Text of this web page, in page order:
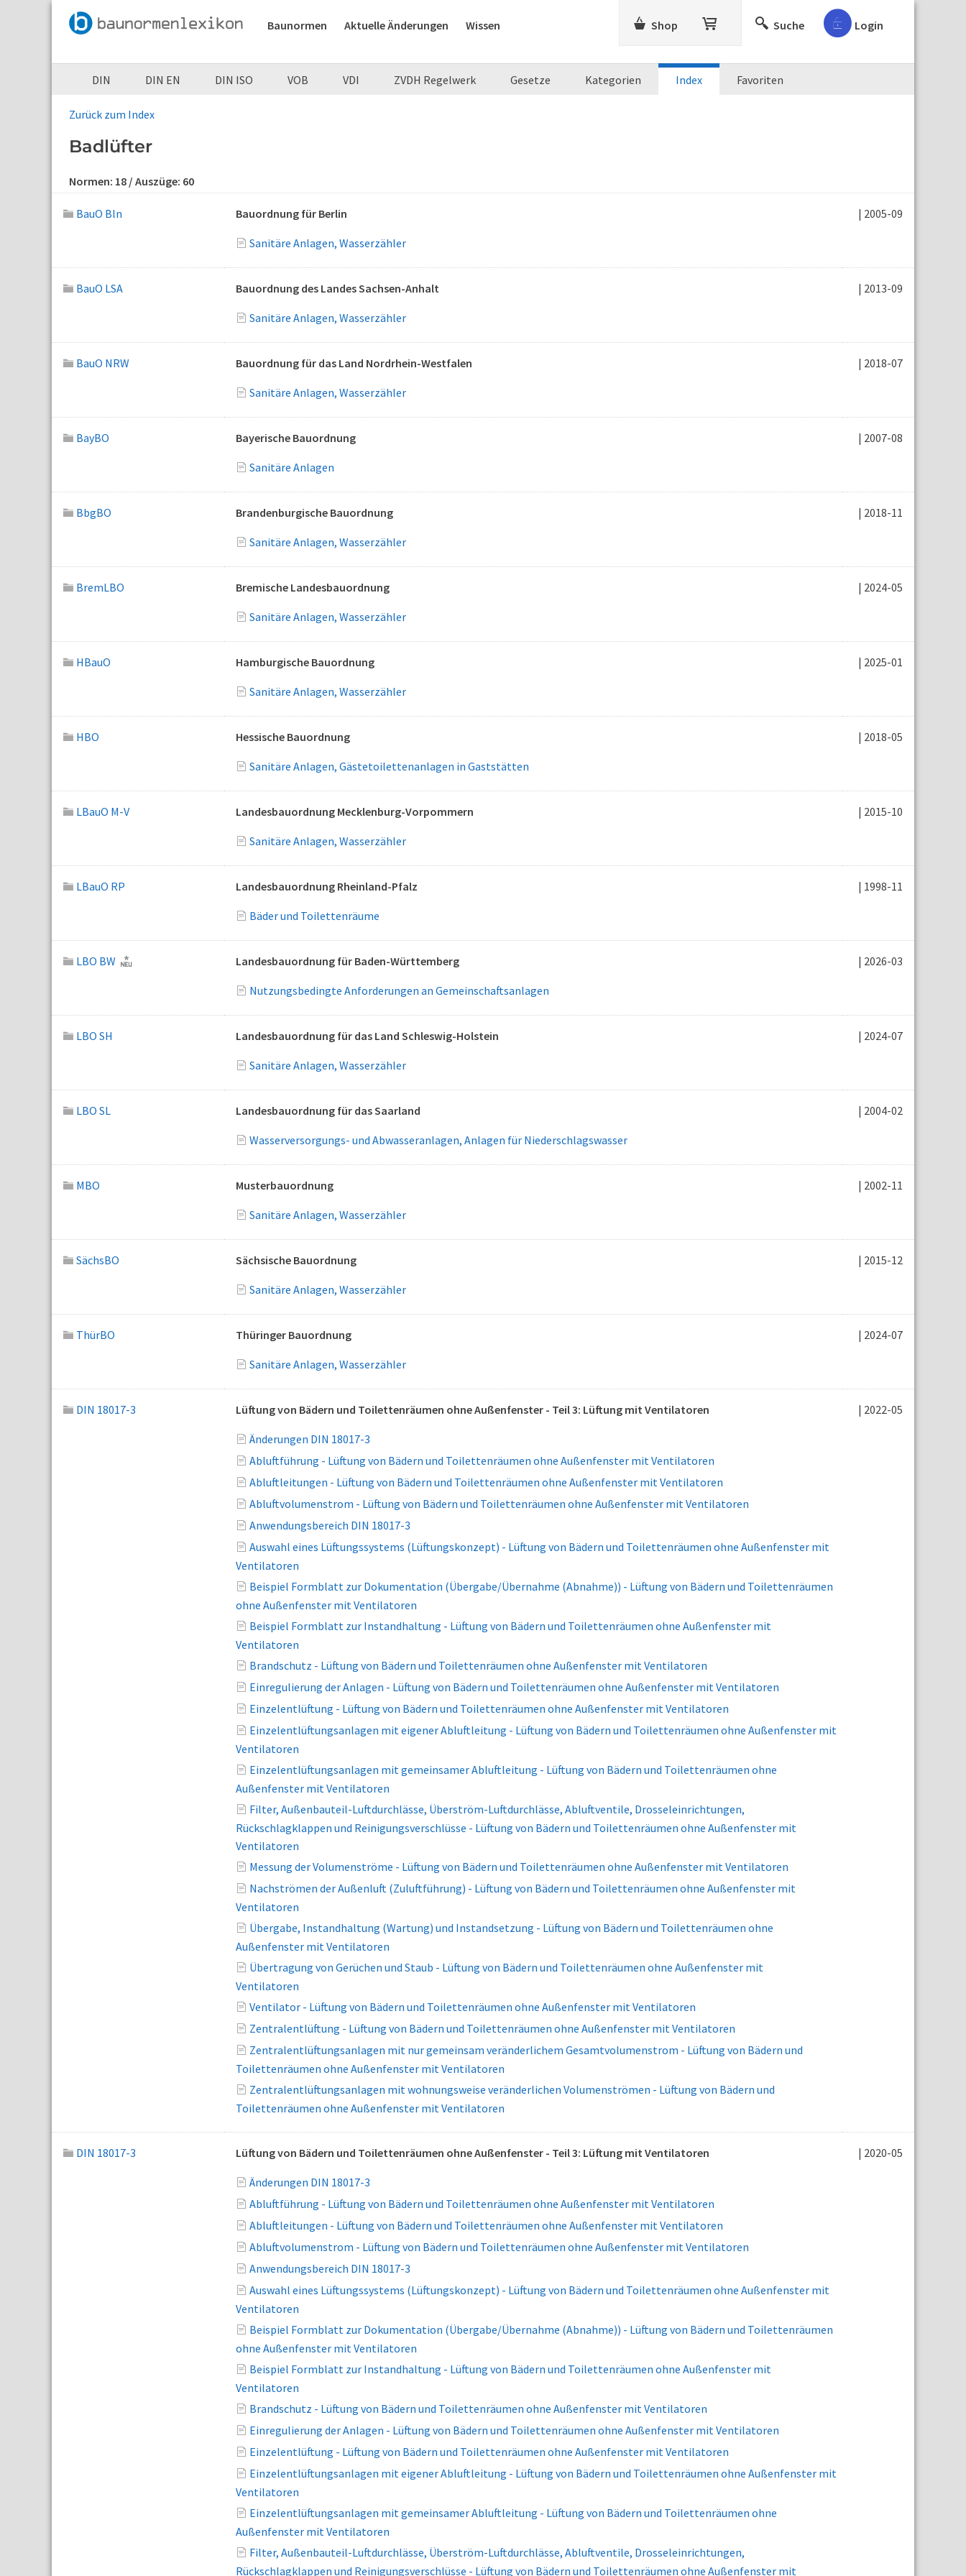
Baunormen Aktuelle Änderungen Wissen Shop Suche Login
DIN DIN EN DIN ISO VOB VDI ZVDH Regelwerk Gesetze Kategorien Index Favoriten
Zurück zum Index
Badlüfter
Normen: 18 / Auszüge: 60
BauO Bln Bauordnung für Berlin | 2005-09
Sanitäre Anlagen, Wasserzähler
BauO LSA Bauordnung des Landes Sachsen-Anhalt | 2013-09
Sanitäre Anlagen, Wasserzähler
BauO NRW Bauordnung für das Land Nordrhein-Westfalen | 2018-07
Sanitäre Anlagen, Wasserzähler
BayBO Bayerische Bauordnung | 2007-08
Sanitäre Anlagen
BbgBO Brandenburgische Bauordnung | 2018-11
Sanitäre Anlagen, Wasserzähler
BremLBO Bremische Landesbauordnung | 2024-05
Sanitäre Anlagen, Wasserzähler
HBauO Hamburgische Bauordnung | 2025-01
Sanitäre Anlagen, Wasserzähler
HBO Hessische Bauordnung | 2018-05
Sanitäre Anlagen, Gästetoilettenanlagen in Gaststätten
LBauO M-V Landesbauordnung Mecklenburg-Vorpommern | 2015-10
Sanitäre Anlagen, Wasserzähler
LBauO RP Landesbauordnung Rheinland-Pfalz | 1998-11
Bäder und Toilettenräume
LBO BW Landesbauordnung für Baden-Württemberg | 2026-03
Nutzungsbedingte Anforderungen an Gemeinschaftsanlagen
LBO SH Landesbauordnung für das Land Schleswig-Holstein | 2024-07
Sanitäre Anlagen, Wasserzähler
LBO SL Landesbauordnung für das Saarland | 2004-02
Wasserversorgungs- und Abwasseranlagen, Anlagen für Niederschlagswasser
MBO Musterbauordnung | 2002-11
Sanitäre Anlagen, Wasserzähler
SächsBO Sächsische Bauordnung | 2015-12
Sanitäre Anlagen, Wasserzähler
ThürBO Thüringer Bauordnung | 2024-07
Sanitäre Anlagen, Wasserzähler
DIN 18017-3 Lüftung von Bädern und Toilettenräumen ohne Außenfenster - Teil 3: Lüftung mit Ventilatoren | 2022-05
Änderungen DIN 18017-3
Abluftführung - Lüftung von Bädern und Toilettenräumen ohne Außenfenster mit Ventilatoren
Abluftleitungen - Lüftung von Bädern und Toilettenräumen ohne Außenfenster mit Ventilatoren
Abluftvolumenstrom - Lüftung von Bädern und Toilettenräumen ohne Außenfenster mit Ventilatoren
Anwendungsbereich DIN 18017-3
Auswahl eines Lüftungssystems (Lüftungskonzept) - Lüftung von Bädern und Toilettenräumen ohne Außenfenster mit
Ventilatoren
Beispiel Formblatt zur Dokumentation (Übergabe/Übernahme (Abnahme)) - Lüftung von Bädern und Toilettenräumen
ohne Außenfenster mit Ventilatoren
Beispiel Formblatt zur Instandhaltung - Lüftung von Bädern und Toilettenräumen ohne Außenfenster mit
Ventilatoren
Brandschutz - Lüftung von Bädern und Toilettenräumen ohne Außenfenster mit Ventilatoren
Einregulierung der Anlagen - Lüftung von Bädern und Toilettenräumen ohne Außenfenster mit Ventilatoren
Einzelentlüftung - Lüftung von Bädern und Toilettenräumen ohne Außenfenster mit Ventilatoren
Einzelentlüftungsanlagen mit eigener Abluftleitung - Lüftung von Bädern und Toilettenräumen ohne Außenfenster mit
Ventilatoren
Einzelentlüftungsanlagen mit gemeinsamer Abluftleitung - Lüftung von Bädern und Toilettenräumen ohne
Außenfenster mit Ventilatoren
Filter, Außenbauteil-Luftdurchlässe, Überström-Luftdurchlässe, Abluftventile, Drosseleinrichtungen,
Rückschlagklappen und Reinigungsverschlüsse - Lüftung von Bädern und Toilettenräumen ohne Außenfenster mit
Ventilatoren
Messung der Volumenströme - Lüftung von Bädern und Toilettenräumen ohne Außenfenster mit Ventilatoren
Nachströmen der Außenluft (Zuluftführung) - Lüftung von Bädern und Toilettenräumen ohne Außenfenster mit
Ventilatoren
Übergabe, Instandhaltung (Wartung) und Instandsetzung - Lüftung von Bädern und Toilettenräumen ohne
Außenfenster mit Ventilatoren
Übertragung von Gerüchen und Staub - Lüftung von Bädern und Toilettenräumen ohne Außenfenster mit
Ventilatoren
Ventilator - Lüftung von Bädern und Toilettenräumen ohne Außenfenster mit Ventilatoren
Zentralentlüftung - Lüftung von Bädern und Toilettenräumen ohne Außenfenster mit Ventilatoren
Zentralentlüftungsanlagen mit nur gemeinsam veränderlichem Gesamtvolumenstrom - Lüftung von Bädern und
Toilettenräumen ohne Außenfenster mit Ventilatoren
Zentralentlüftungsanlagen mit wohnungsweise veränderlichen Volumenströmen - Lüftung von Bädern und
Toilettenräumen ohne Außenfenster mit Ventilatoren
DIN 18017-3 Lüftung von Bädern und Toilettenräumen ohne Außenfenster - Teil 3: Lüftung mit Ventilatoren | 2020-05
Änderungen DIN 18017-3
Abluftführung - Lüftung von Bädern und Toilettenräumen ohne Außenfenster mit Ventilatoren
Abluftleitungen - Lüftung von Bädern und Toilettenräumen ohne Außenfenster mit Ventilatoren
Abluftvolumenstrom - Lüftung von Bädern und Toilettenräumen ohne Außenfenster mit Ventilatoren
Anwendungsbereich DIN 18017-3
Auswahl eines Lüftungssystems (Lüftungskonzept) - Lüftung von Bädern und Toilettenräumen ohne Außenfenster mit
Ventilatoren
Beispiel Formblatt zur Dokumentation (Übergabe/Übernahme (Abnahme)) - Lüftung von Bädern und Toilettenräumen
ohne Außenfenster mit Ventilatoren
Beispiel Formblatt zur Instandhaltung - Lüftung von Bädern und Toilettenräumen ohne Außenfenster mit
Ventilatoren
Brandschutz - Lüftung von Bädern und Toilettenräumen ohne Außenfenster mit Ventilatoren
Einregulierung der Anlagen - Lüftung von Bädern und Toilettenräumen ohne Außenfenster mit Ventilatoren
Einzelentlüftung - Lüftung von Bädern und Toilettenräumen ohne Außenfenster mit Ventilatoren
Einzelentlüftungsanlagen mit eigener Abluftleitung - Lüftung von Bädern und Toilettenräumen ohne Außenfenster mit
Ventilatoren
Einzelentlüftungsanlagen mit gemeinsamer Abluftleitung - Lüftung von Bädern und Toilettenräumen ohne
Außenfenster mit Ventilatoren
Filter, Außenbauteil-Luftdurchlässe, Überström-Luftdurchlässe, Abluftventile, Drosseleinrichtungen,
Rückschlagklappen und Reinigungsverschlüsse - Lüftung von Bädern und Toilettenräumen ohne Außenfenster mit